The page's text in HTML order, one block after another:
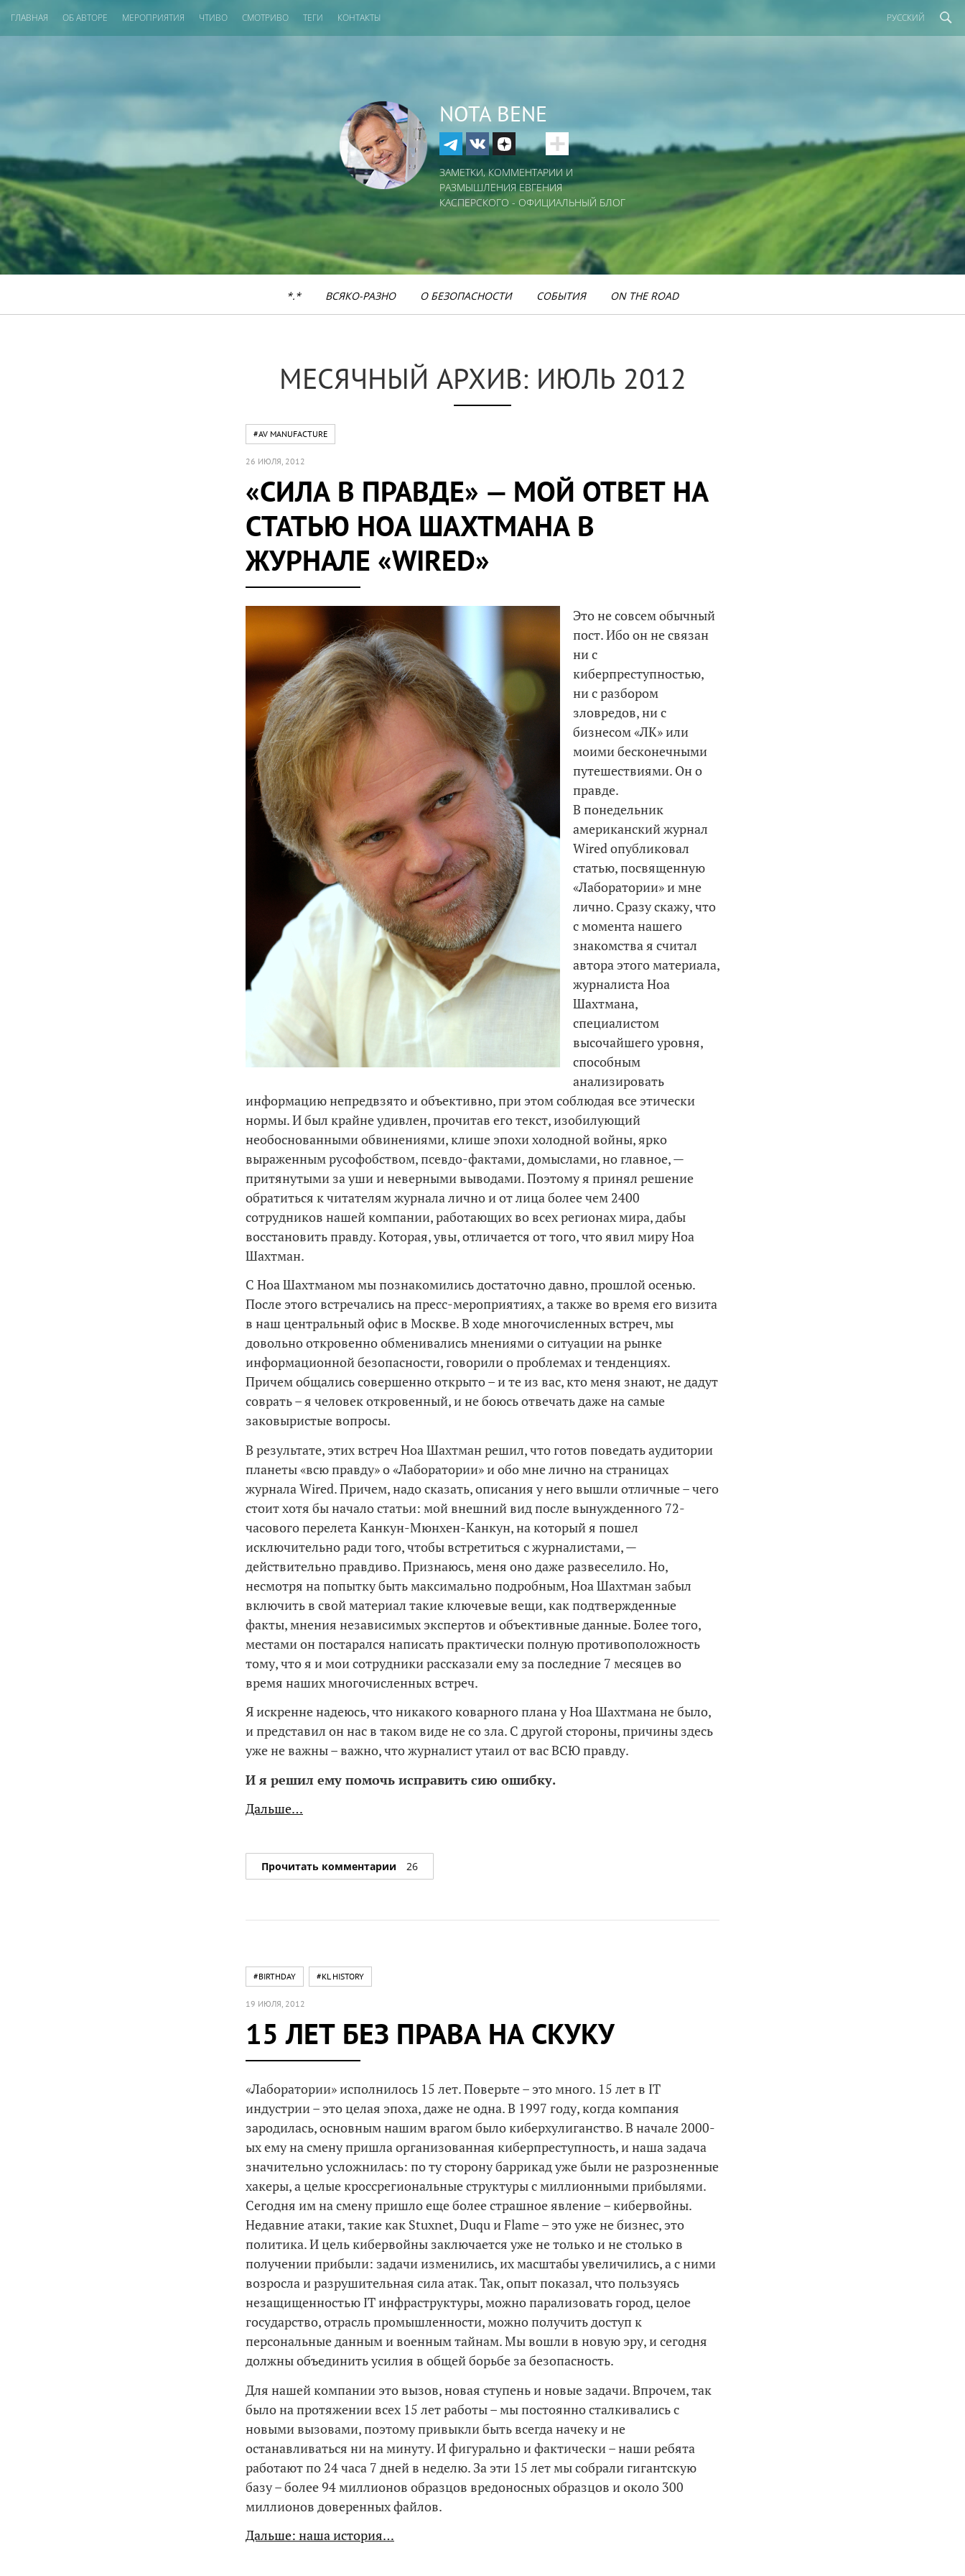
ГЛАВНАЯ ОБ АВТОРЕ МЕРОПРИЯТИЯ ЧТИВО СМОТРИВО ТЕГИ КОНТАКТЫ РУССКИЙ
NOTA BENE
ЗАМЕТКИ, КОММЕНТАРИИ И
РАЗМЫШЛЕНИЯ ЕВГЕНИЯ
КАСПЕРСКОГО - ОФИЦИАЛЬНЫЙ БЛОГ
*.* ВСЯКО-РАЗНО О БЕЗОПАСНОСТИ СОБЫТИЯ ON THE ROAD
МЕСЯЧНЫЙ АРХИВ: ИЮЛЬ 2012
#AV MANUFACTURE
26 ИЮЛЯ, 2012
«СИЛА В ПРАВДЕ» — МОЙ ОТВЕТ НА
СТАТЬЮ НОА ШАХТМАНА В
ЖУРНАЛЕ «WIRED»
Это не совсем обычный
пост. Ибо он не связан
ни с
киберпреступностью,
ни с разбором
зловредов, ни с
бизнесом «ЛК» или
моими бесконечными
путешествиями. Он о
правде.
В понедельник
американский журнал
Wired опубликовал
статью, посвященную
«Лаборатории» и мне
лично. Сразу скажу, что
с момента нашего
знакомства я считал
автора этого материала,
журналиста Ноа
Шахтмана,
специалистом
высочайшего уровня,
способным
анализировать
информацию непредвзято и объективно, при этом соблюдая все этически
нормы. И был крайне удивлен, прочитав его текст, изобилующий
необоснованными обвинениями, клише эпохи холодной войны, ярко
выраженным русофобством, псевдо-фактами, домыслами, но главное, —
притянутыми за уши и неверными выводами. Поэтому я принял решение
обратиться к читателям журнала лично и от лица более чем 2400
сотрудников нашей компании, работающих во всех регионах мира, дабы
восстановить правду. Которая, увы, отличается от того, что явил миру Ноа
Шахтман.
С Ноа Шахтманом мы познакомились достаточно давно, прошлой осенью.
После этого встречались на пресс-мероприятиях, а также во время его визита
в наш центральный офис в Москве. В ходе многочисленных встреч, мы
довольно откровенно обменивались мнениями о ситуации на рынке
информационной безопасности, говорили о проблемах и тенденциях.
Причем общались совершенно открыто – и те из вас, кто меня знают, не дадут
соврать – я человек откровенный, и не боюсь отвечать даже на самые
заковыристые вопросы.
В результате, этих встреч Ноа Шахтман решил, что готов поведать аудитории
планеты «всю правду» о «Лаборатории» и обо мне лично на страницах
журнала Wired. Причем, надо сказать, описания у него вышли отличные – чего
стоит хотя бы начало статьи: мой внешний вид после вынужденного 72-
часового перелета Канкун-Мюнхен-Канкун, на который я пошел
исключительно ради того, чтобы встретиться с журналистами, —
действительно правдиво. Признаюсь, меня оно даже развеселило. Но,
несмотря на попытку быть максимально подробным, Ноа Шахтман забыл
включить в свой материал такие ключевые вещи, как подтвержденные
факты, мнения независимых экспертов и объективные данные. Более того,
местами он постарался написать практически полную противоположность
тому, что я и мои сотрудники рассказали ему за последние 7 месяцев во
время наших многочисленных встреч.
Я искренне надеюсь, что никакого коварного плана у Ноа Шахтмана не было,
и представил он нас в таком виде не со зла. С другой стороны, причины здесь
уже не важны – важно, что журналист утаил от вас ВСЮ правду.
И я решил ему помочь исправить сию ошибку.
Дальше…
Прочитать комментарии 26
#BIRTHDAY #KL HISTORY
19 ИЮЛЯ, 2012
15 ЛЕТ БЕЗ ПРАВА НА СКУКУ
«Лаборатории» исполнилось 15 лет. Поверьте – это много. 15 лет в IT
индустрии – это целая эпоха, даже не одна. В 1997 году, когда компания
зародилась, основным нашим врагом было киберхулиганство. В начале 2000-
ых ему на смену пришла организованная киберпреступность, и наша задача
значительно усложнилась: по ту сторону баррикад уже были не разрозненные
хакеры, а целые кроссрегиональные структуры с миллионными прибылями.
Сегодня им на смену пришло еще более страшное явление – кибервойны.
Недавние атаки, такие как Stuxnet, Duqu и Flame – это уже не бизнес, это
политика. И цель кибервойны заключается уже не только и не столько в
получении прибыли: задачи изменились, их масштабы увеличились, а с ними
возросла и разрушительная сила атак. Так, опыт показал, что пользуясь
незащищенностью IT инфраструктуры, можно парализовать город, целое
государство, отрасль промышленности, можно получить доступ к
персональные данным и военным тайнам. Мы вошли в новую эру, и сегодня
должны объединить усилия в общей борьбе за безопасность.
Для нашей компании это вызов, новая ступень и новые задачи. Впрочем, так
было на протяжении всех 15 лет работы – мы постоянно сталкивались с
новыми вызовами, поэтому привыкли быть всегда начеку и не
останавливаться ни на минуту. И фигурально и фактически – наши ребята
работают по 24 часа 7 дней в неделю. За эти 15 лет мы собрали гигантскую
базу – более 94 миллионов образцов вредоносных образцов и около 300
миллионов доверенных файлов.
Дальше: наша история…